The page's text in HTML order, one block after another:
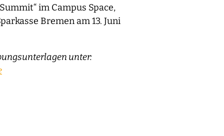
im Campus Space,
Bremen am 13. Juni
unter: